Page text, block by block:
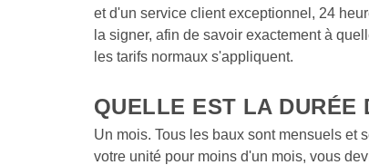
et d'un service client exceptionnel, 24
la signer, afin de savoir exactement à
les tarifs normaux s'appliquent.
QUELLE EST LA DURÉE
Un mois. Tous les baux sont mensuels et
votre unité pour moins d'un mois, vous